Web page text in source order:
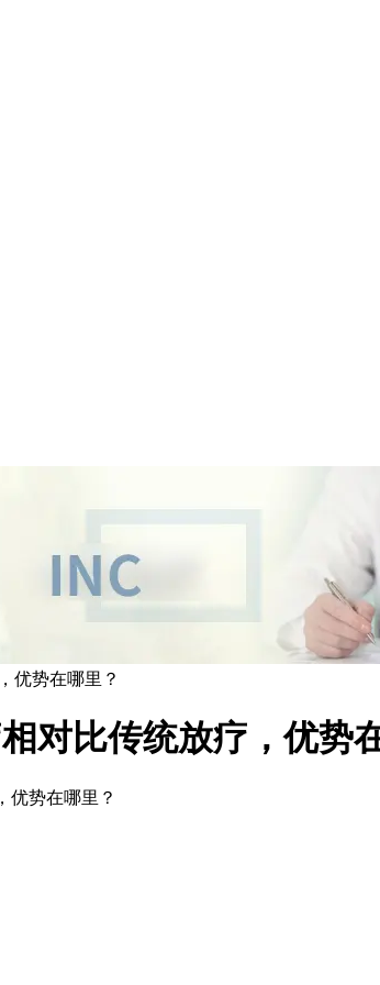
优势在哪里？
对比传统放疗，优势
优势在哪里？